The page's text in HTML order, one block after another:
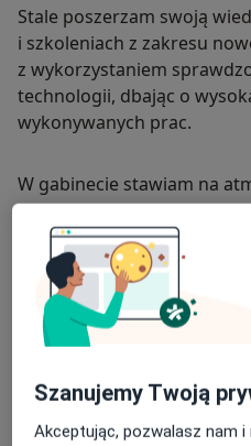
Stale poszerzam swoją
i szkoleniach z zakresu
z wykorzystaniem
technologii, dbając o
wykonywanych prac.
W gabinecie stawiam na
– zależy mi, aby każdy
bezpiecznie. Zawsze
plan leczenia, rozwiać
odpowiedzieć na pytania.
komunikacja to podstawa
Zakres porad
Protetyka
Szanujemy Twoją
Akceptując, pozwalasz nam